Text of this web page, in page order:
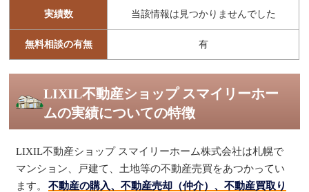
実績数 当該情報は見つかりませんでした
無料相談の有無 有
LIXIL不動産ショップ スマイリーホー
ムの実績についての特徴
LIXIL不動産ショップ スマイリーホーム株式会社は札幌で
マンション、戸建て、土地等の不動産売買をあつかってい
ます。
不動産の購入、不動産売却（仲介）、不動産買取り